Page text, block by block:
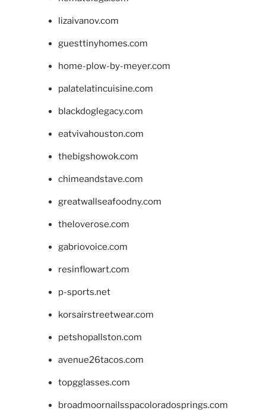
lizaivanov.com
guesttinyhomes.com
home-plow-by-meyer.com
palatelatincuisine.com
blackdoglegacy.com
eatvivahouston.com
thebigshowok.com
chimeandstave.com
greatwallseafoodny.com
theloverose.com
gabriovoice.com
resinflowart.com
p-sports.net
korsairstreetwear.com
petshopallston.com
avenue26tacos.com
topgglasses.com
broadmoornailsspacoloradosprings.com